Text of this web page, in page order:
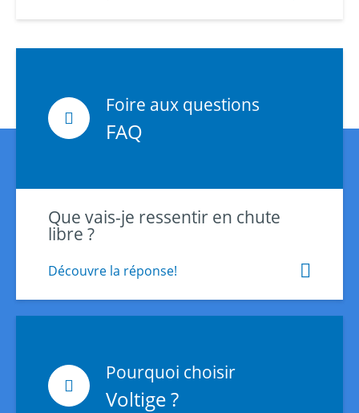
Foire aux questions
FAQ
Que vais-je ressentir en chute
libre ?
Découvre la réponse!
Pourquoi choisir
Voltige ?